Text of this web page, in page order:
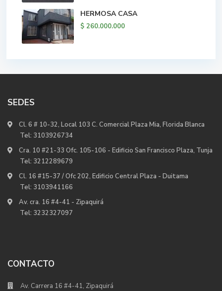
HERMOSA CASA
$ 260.000.000
SEDES
Cl. 6 # 10-32, Local 103 C. Comercial Plaza Mia, Florida Blanca
Tel: 3103926734
Cra. 10 #21-33 Ofc. 105-106 - Edificio San Francisco Plaza, Tunja
Tel: 3212289679
Cl. 16 #15-37 / Ofc 202, Edificio Central Plaza - Duitama
Tel: 3103941166
Av. cra. 16 #4-41 - Zipaquirá
Tel: 3232327097
CONTACTO
Av. Carrera 16 #4-41, Zipaquirá